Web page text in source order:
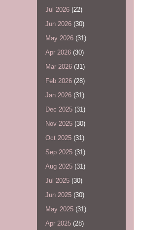
Jul 2026 (22)
Jun 2026 (30)
May 2026 (31)
Apr 2026 (30)
Mar 2026 (31)
Feb 2026 (28)
Jan 2026 (31)
Dec 2025 (31)
Nov 2025 (30)
Oct 2025 (31)
Sep 2025 (31)
Aug 2025 (31)
Jul 2025 (30)
Jun 2025 (30)
May 2025 (31)
Apr 2025 (28)